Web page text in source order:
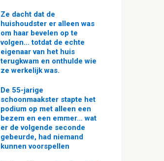
Ze dacht dat de
huishoudster er alleen was
om haar bevelen op te
volgen… totdat de echte
eigenaar van het huis
terugkwam en onthulde wie
ze werkelijk was.
De 55-jarige
schoonmaakster stapte het
podium op met alleen een
bezem en een emmer… wat
er de volgende seconde
gebeurde, had niemand
kunnen voorspellen